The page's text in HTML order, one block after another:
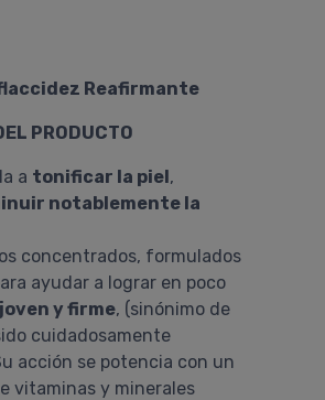
Reafirmante
PRODUCTO
a tonificar la piel,
notablemente la
concentrados, formulados
ayudar a lograr en poco
y firme, (sinónimo de
cuidadosamente
acción se potencia con un
vitaminas y minerales